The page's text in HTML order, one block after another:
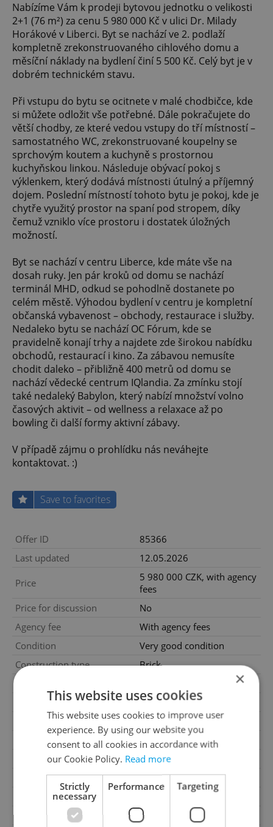
Nabízíme Vám k prodeji bytovou jednotku o velikosti
2+1 (76 m²) za cenu 5 980 000 Kč v ulici Dr. Milady
Horákové v Liberci. Byt se nachází ve 2. podlaží
kompletně zrekonstruovaného cihlového domu a
měsíční náklady na bydlení činí 5 500 Kč. Celý byt je v
dobrém technickém stavu.
Při vstupu do bytu se ocitnete v malé chodbičce, kde
si můžete odložit vše potřebné. Dále pokračujete do
větší chodby, ze které vedou vstupy do tří místností –
samostatného WC, zrekonstruované koupelny se
sprchovým koutem a kuchyně s prostornou
kuchyňskou linkou. Následuje obývací pokoj s
výklenkem, který dodává místnosti útulný a příjemný
dojem. Poslední místností tohoto bytu je pokoj, kde je
chytře využitý prostor na spaní pod stropem, díky
čemuž vzniklo více prostoru i dostatek úložných
možností.
Byt se nachází v centru Liberce, kde máte vše na
dosah ruky. Jen pár kroků od domu se nachází
terminál MHD, odkud se pohodlně dostanete po
celém městě. Výhodou bydlení v centru je kompletní
občanská vybavenost – obchody, restaurace i služby.
Nedaleko bytu se nachází OC Fórum, kde se
pravidelně konají trhy a najdete zde širokou nabídku
obchodů, restaurací i kino. Za zábavou nemusíte
chodit daleko – přibližně 400 metrů od domu se
nachází vědecké centrum IQlandia. Za zmínku stojí
také nedaleký Babylon, který nabízí množství volno
časových aktivit – od wellness a relaxace až po
bowling či další formy aktivní zábavy.
V případě zájmu o prohlídku nás neváhejte
kontaktovat. :)
Save to favorites
Offer ID
85366
Last updated
12.05.2026
Price
5 980 000 CZK, with agency
fees
Price for discussion
No
Agency fee
With agency fees
Condition
Very good condition
Construction type
Brick
2
Number of floors
3
Usable area
76m
Move-in date
11.05.2026
No
No
×
This website uses cookies
This website uses cookies to improve user
experience. By using our website you
consent to all cookies in accordance with
our Cookie Policy. Read more
Strictly
necessary
Performance Targeting